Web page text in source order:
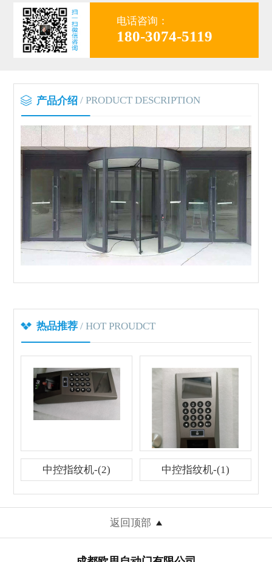
电话咨询：
180-3074-5119
产品介绍 / PRODUCT DESCRIPTION
热品推荐 / HOT PROUDCT
中控指纹机-(2) 中控指纹机-(1)
返回顶部